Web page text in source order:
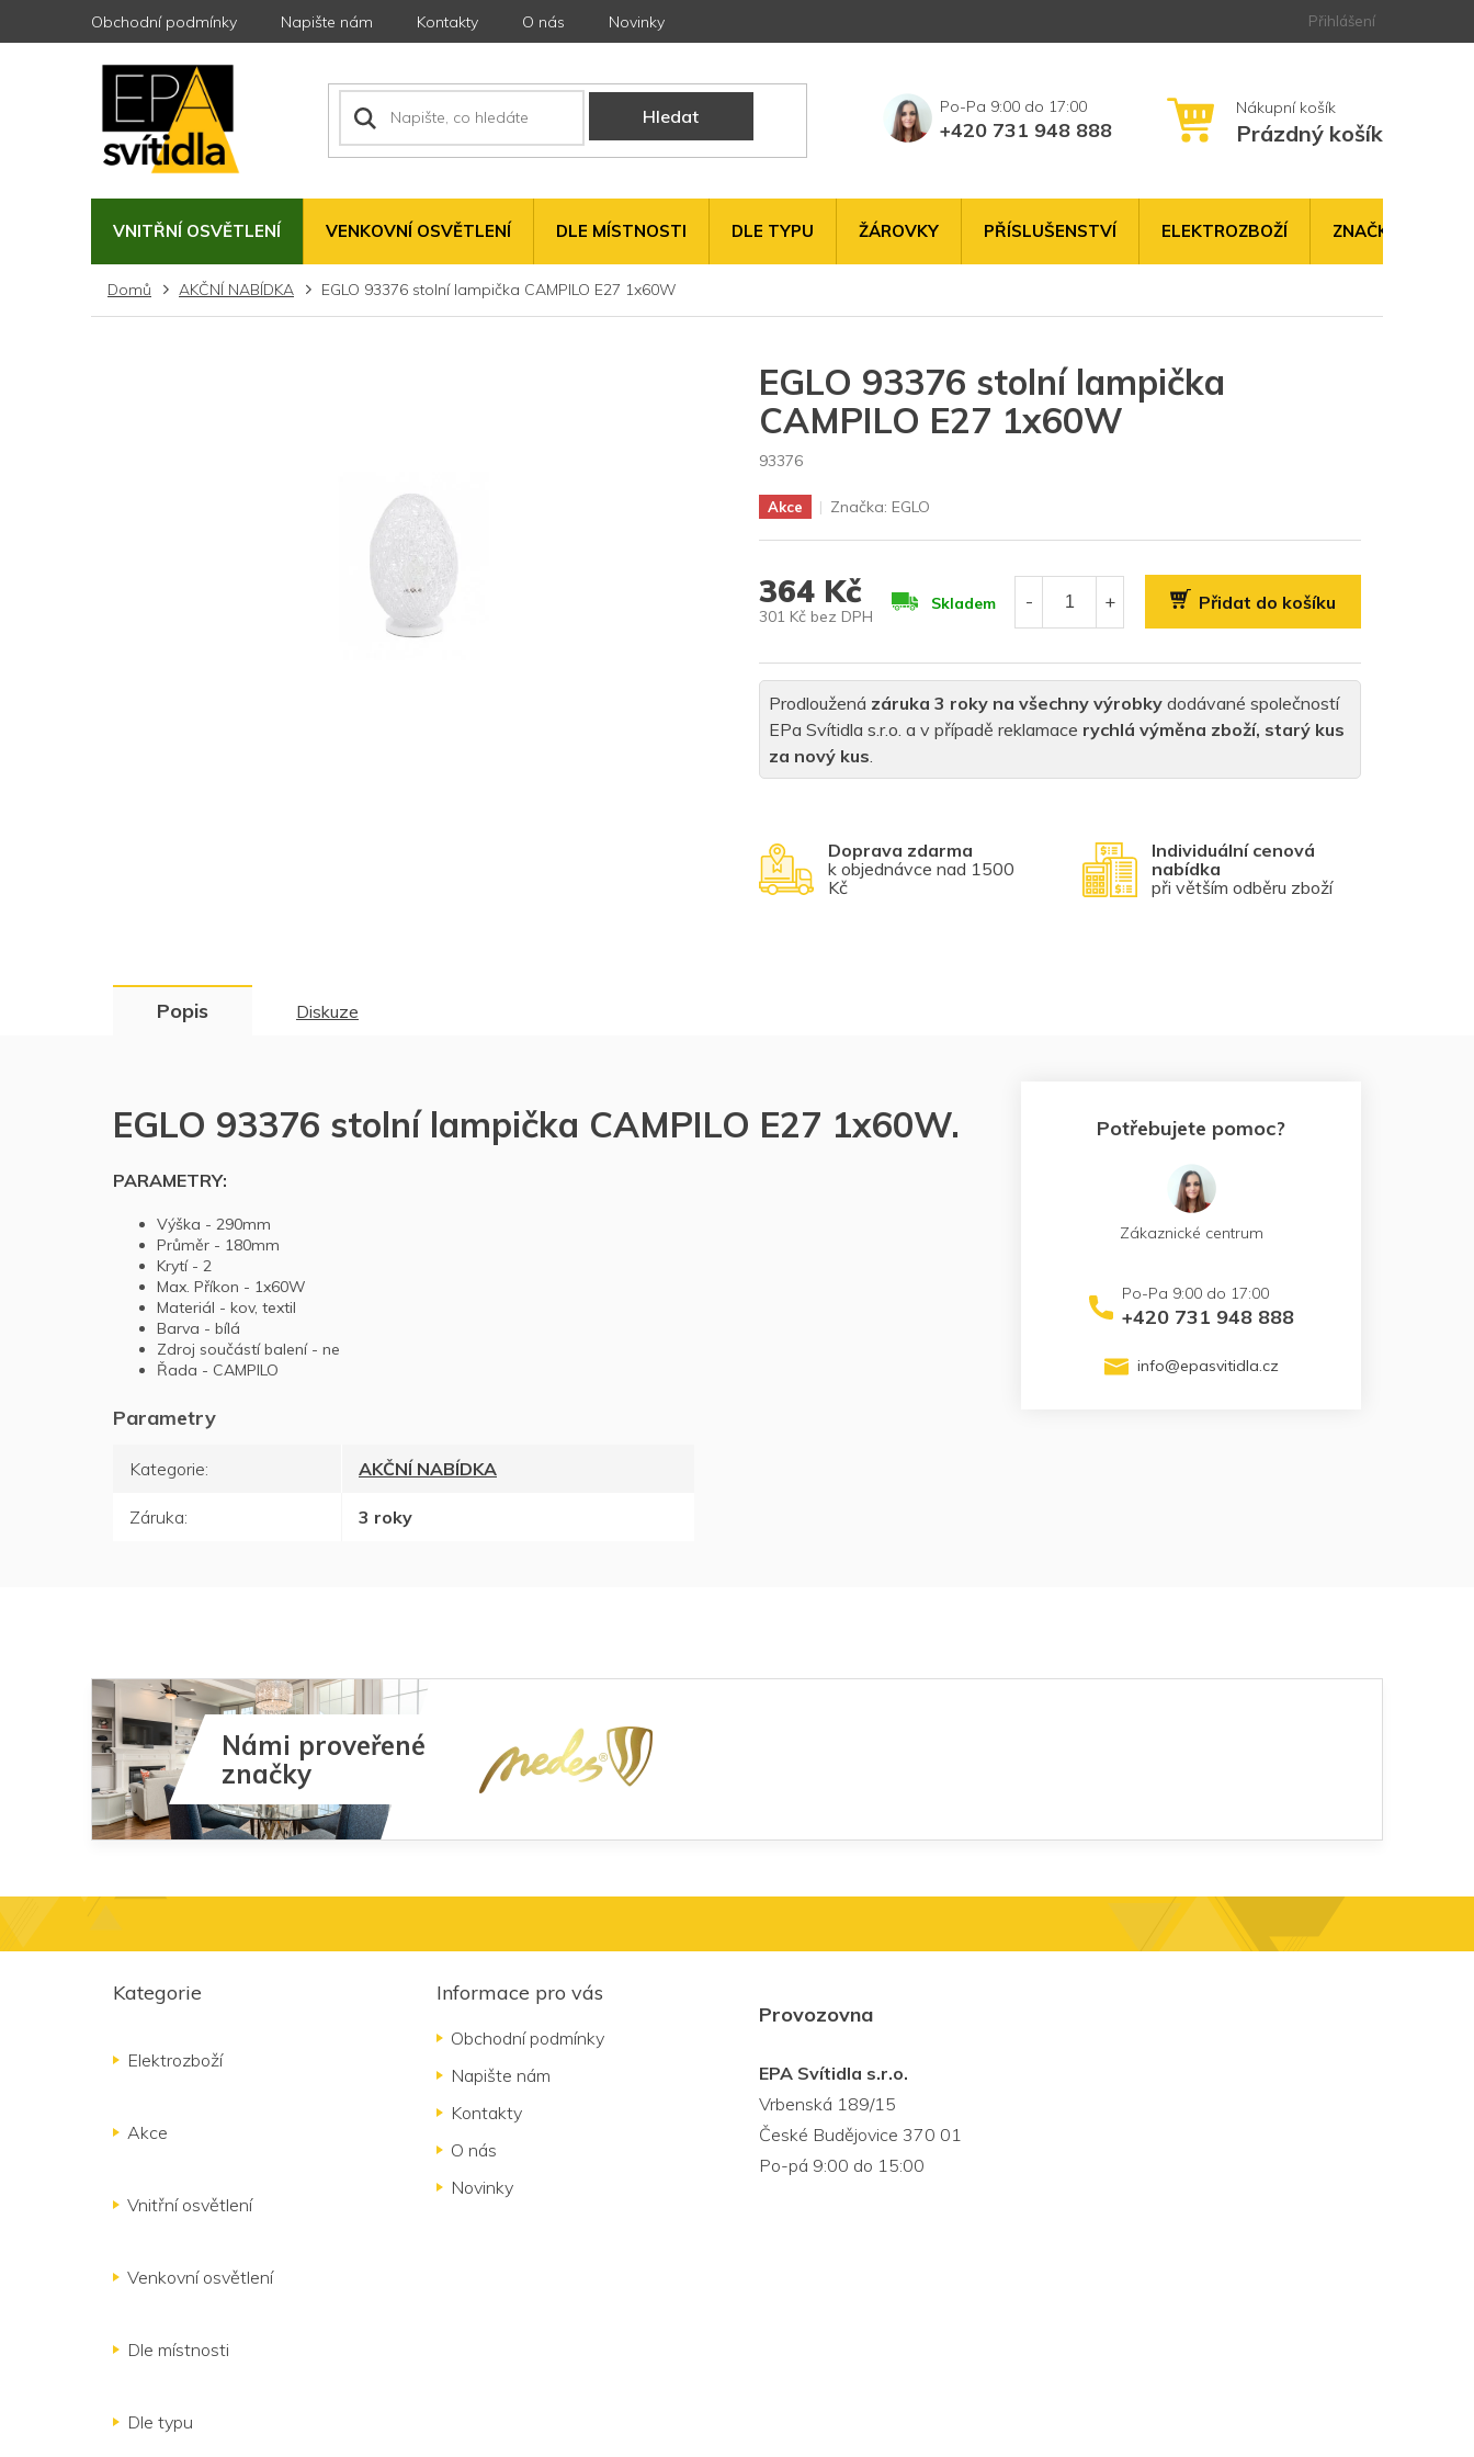
Obchodní podmínky Napište nám Kontakty O nás Novinky Přihlášení
Hledat
+420 731 948 888
NÁKUPNÍPrázdný košík
VNITŘNÍ OSVĚTLENÍ VENKOVNÍ OSVĚTLENÍ DLE MÍSTNOSTI DLE TYPU ŽÁROVKY PŘÍSLUŠENSTVÍ ELEKTROZBOŽÍ ZNAČKY
Domů AKČNÍ NABÍDKA EGLO 93376 stolní lampička CAMPILO E27 1x60W
Doprava zdarma
k objednávce nad 1500
Kč
Individuální cenová
nabídka
při větším odběru zboží
Prodloužená záruka 3 roky na všechny výrobky dodávané společností
EPa Svítidla s.r.o. a v případě reklamace rychlá výměna zboží, starý kus
za nový kus.
364 Kč
301 Kč bez DPH
Skladem Přidat do košíku
EGLO 93376 stolní lampička
CAMPILO E27 1x60W
93376
Akce Značka: EGLO
Popis Diskuze
EGLO 93376 stolní lampička CAMPILO E27 1x60W.
PARAMETRY:
Výška - 290mm
Průměr - 180mm
Krytí - 2
Max. Příkon - 1x60W
Materiál - kov, textil
Barva - bílá
Zdroj součástí balení - ne
Řada - CAMPILO
Kategorie: AKČNÍ NABÍDKA
Záruka: 3 roky
Potřebujete pomoc?
Zákaznické centrum
+420 731 948 888
info@epasvitidla.cz
Námi proveřené
značky
Kategorie
Elektrozboží
Akce
Vnitřní osvětlení
Venkovní osvětlení
Dle místnosti
Dle typu
Informace pro vás
Obchodní podmínky
Napište nám
Kontakty
O nás
Novinky
Provozovna
EPA Svítidla s.r.o.
Vrbenská 189/15
České Budějovice 370 01
Po-pá 9:00 do 15:00